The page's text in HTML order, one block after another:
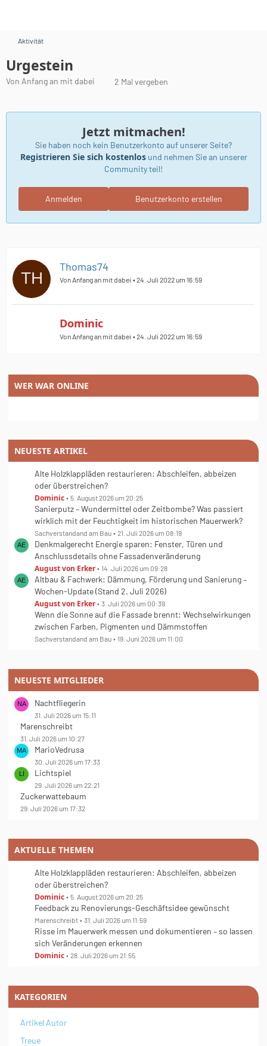
Aktivität
Urgestein
Von Anfang an mit dabei 2 Mal vergeben
Jetzt mitmachen!
Sie haben noch kein Benutzerkonto auf unserer Seite?
Registrieren Sie sich kostenlosund nehmen Sie an unserer
Community teil!
Benutzerkonto erstellen
Anmelden
Thomas74
Von Anfang an mit dabei 24. Juli 2022 um 16:59
Dominic
Von Anfang an mit dabei 24. Juli 2022 um 16:59
WER WAR ONLINE
NEUESTE ARTIKEL
Alte Holzklappläden restaurieren: Abschleifen, abbeizen
oder überstreichen?
Dominic
5. August 2026 um 20:25
Sanierputz – Wundermittel oder Zeitbombe? Was passiert
wirklich mit der Feuchtigkeit im historischen Mauerwerk?
Sachverstandand am Bau 21. Juli 2026 um 08:19
Denkmalgerecht Energie sparen: Fenster, Türen und
Anschlussdetails ohne Fassadenveränderung
August von Erker
14. Juli 2026 um 09:28
Altbau & Fachwerk: Dämmung, Förderung und Sanierung –
Wochen-Update (Stand 2. Juli 2026)
August von Erker
3. Juli 2026 um 00:39
Wenn die Sonne auf die Fassade brennt: Wechselwirkungen
zwischen Farben, Pigmenten und Dämmstoffen
Sachverstandand am Bau 19. Juni 2026 um 11:00
NEUESTE MITGLIEDER
Nachtfliegerin
31. Juli 2026 um 15:11
Marenschreibt
31. Juli 2026 um 10:27
MarioVedrusa
30. Juli 2026 um 17:33
Lichtspiel
29. Juli 2026 um 22:21
Zuckerwattebaum
29. Juli 2026 um 17:32
AKTUELLE THEMEN
Alte Holzklappläden restaurieren: Abschleifen, abbeizen
oder überstreichen?
Dominic
5. August 2026 um 20:25
Feedback zu Renovierungs-Geschäftsidee gewünscht
Marenschreibt 31. Juli 2026 um 11:59
Risse im Mauerwerk messen und dokumentieren – so lassen
sich Veränderungen erkennen
Dominic
28. Juli 2026 um 21:55
KATEGORIEN
Artikel Autor
Treue